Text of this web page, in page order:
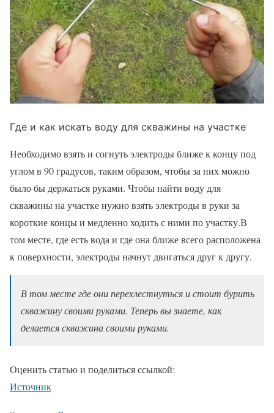
Где и как искать воду для скважины на участке
Необходимо взять и согнуть электроды ближе к концу под
углом в 90 градусов, таким образом, чтобы за них можно
было бы держаться руками. Чтобы найти воду для
скважины на участке нужно взять электроды в руки за
короткие концы и медленно ходить с ними по участку.В
том месте, где есть вода и где она ближе всего расположена
к поверхности, электроды начнут двигаться друг к другу.
В том месте где они перехлестнуться и стоит бурить
скважину своими руками. Теперь вы знаете, как
делается скважина своими руками.
Оценить статью и поделиться ссылкой:
Источник